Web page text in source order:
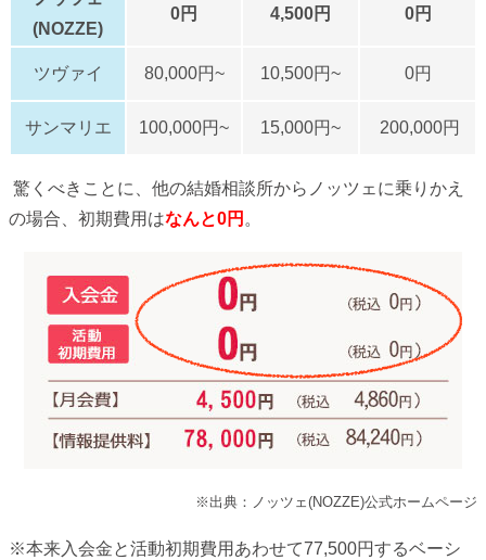
(NOZZE)
0円 4,500円 0円
ツヴァイ 80,000円~ 10,500円~ 0円
サンマリエ 100,000円~ 15,000円~ 200,000円
驚くべきことに、他の結婚相談所からノッツェに乗りかえ
の場合、初期費用はなんと0円 。
※出典：ノッツェ(NOZZE)公式ホームページ
※本来入会金と活動初期費用あわせて77,500円するベーシ